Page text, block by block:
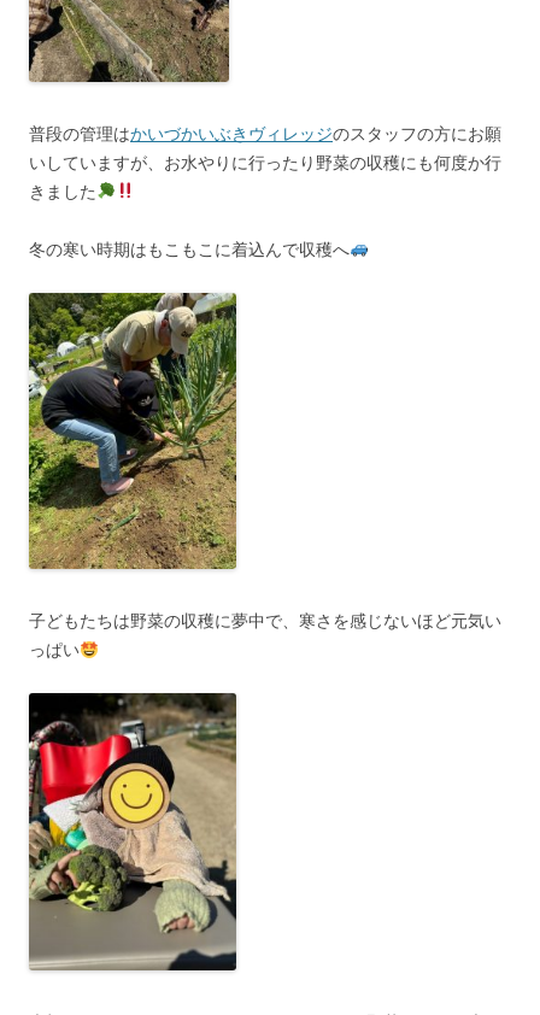
普段の管理はかいづかいぶきヴィレッジのスタッフの方にお願
いしていますが、お水やりに行ったり野菜の収穫にも何度か行
きました
冬の寒い時期はもこもこに着込んで収穫へ
子どもたちは野菜の収穫に夢中で、寒さを感じないほど元気い
っぱい